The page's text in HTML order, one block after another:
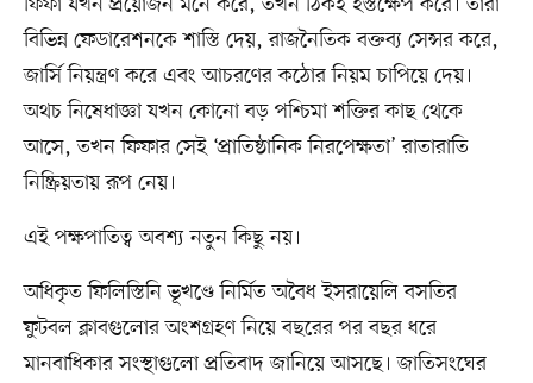
বিভিন্ন ফেডারেশনকে শাস্তি দেয়, রাজনৈতিক বক্তব্য সেন্সর করে,
জার্সি নিয়ন্ত্রণ করে এবং আচরণের কঠোর নিয়ম চাপিয়ে দেয়।
অথচ নিষেধাজ্ঞা যখন কোনো বড় পশ্চিমা শক্তির কাছ থেকে
আসে, তখন ফিফার সেই ‘প্রাতিষ্ঠানিক নিরপেক্ষতা’ রাতারাতি
নিষ্ক্রিয়তায় রূপ নেয়।
এই পক্ষপাতিত্ব অবশ্য নতুন কিছু নয়।
অধিকৃত ফিলিস্তিনি ভূখণ্ডে নির্মিত অবৈধ ইসরায়েলি বসতির
ফুটবল ক্লাবগুলোর অংশগ্রহণ নিয়ে বছরের পর বছর ধরে
মানবাধিকার সংস্থাগুলো প্রতিবাদ জানিয়ে আসছে। জাতিসংঘের